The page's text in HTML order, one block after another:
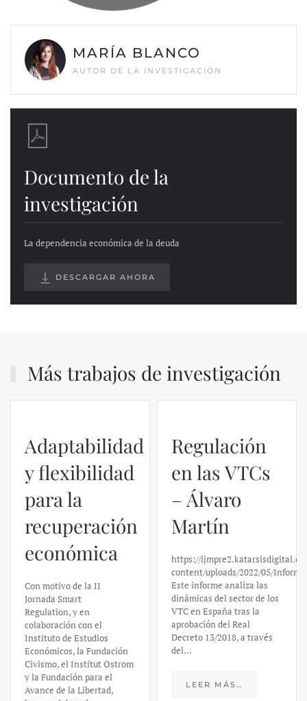
MARÍA BLANCO
AUTOR DE LA INVESTIGACIÓN
Documento de la
investigación
La dependencia económica de la deuda
DESCARGAR AHORA
Más trabajos de investigación
Adaptabilidad
y flexibilidad
para la
recuperación
económica
Con motivo de la II
Jornada Smart
Regulation, y en
colaboración con el
Instituto de Estudios
Económicos, la Fundación
Civismo, el Institut Ostrom
y la Fundación para el
Avance de la Libertad,
Regulación
en las VTCs
– Álvaro
Martín
https://
content/uploads/2022/05/
Este informe analiza las
dinámicas del sector de los
VTC en España tras la
aprobación del Real
Decreto 13/2018, a través
del…
LEER MÁS…